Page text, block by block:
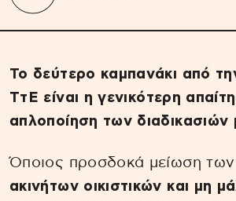
Το δεύτερο καμπανάκι από
ΤτΕ είναι η γενικότερη
απλοποίηση των διαδικασιών
Όποιος προσδοκά μείωση
ακινήτων οικιστικών και μη